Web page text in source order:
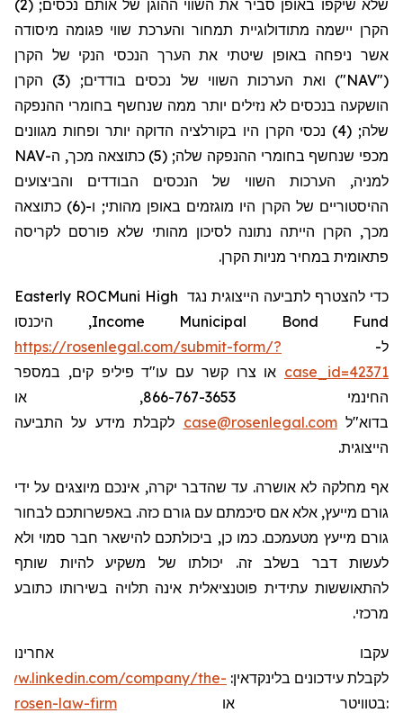
שלא שיקפו באופן סביר את השווי ההוגן של אותם נכסים; (2)
הקרן יישמה מתודולוגיית תמחור והערכת שווי פגומה מיסודה
אשר ניפחה באופן שיטתי את הערך הנכסי הנקי של הקרן
("NAV") ואת הערכות השווי של נכסים בודדים; (3) הקרן
הושקעה בנכסים לא נזילים יותר ממה שנחשף בחומרי ההנפקה
שלה; (4) נכסי הקרן היו בקורלציה הדוקה יותר ופחות מגוונים
מכפי שנחשף בחומרי ההנפקה שלה; (5) כתוצאה מכך, ה-NAV
למניה, הערכות השווי של הנכסים הבודדים והביצועים
ההיסטוריים של הקרן היו מוגזמים באופן מהותי; ו-(6) כתוצאה
מכך, הקרן הייתה נתונה לסיכון מהותי שלא פורסם לקריסה
פתאומית במחיר מניות הקרן.
כדי להצטרף לתביעה הייצוגית נגד Easterly ROCMuni High
Income Municipal Bond Fund, היכנסו
ל- https://rosenlegal.com/submit-form/?
case_id=42371 או צרו קשר עם עו"ד פיליפ קים, במספר
החינמי 866-767-3653, או
בדוא"לcase@rosenlegal.com לקבלת מידע על התביעה
הייצוגית.
אף מחלקה לא אושרה. עד שהדבר יקרה, אינכם מיוצגים על ידי
גורם מייעץ, אלא אם סיכמתם עם גורם כזה. באפשרותכם לבחור
גורם מייעץ מטעמכם. כמו כן, ביכולתכם להישאר חבר סמוי ולא
לעשות דבר בשלב זה. יכולתו של משקיע להיות שותף
להתאוששות עתידית פוטנציאלית אינה תלויה בשירותו כתובע
מרכזי.
עקבו אחרינו
לקבלת עידכונים בלינקדאין:
company/the-
rosen-law-firm או בטוויטר: